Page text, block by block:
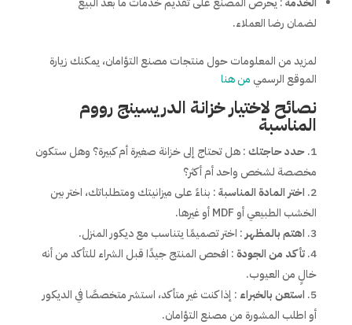
لضمان رضا العملاء.
لمزيد من المعلومات حول منتجات مصنع التؤامان، يمكنك زيارة
الموقع الرسمي من هنا
نصائح لاختيار خزانة الدريسينج رووم
المناسبة
حدد حاجتك: هل تحتاج إلى خزانة صغيرة أم كبيرة؟ وهل ستكون
مخصصة لشخص واحد أم أكثر؟
اختر المادة المناسبة: بناءً على ميزانيتك ومتطلباتك، اختر بين
الخشب الطبيعي أو MDF أو غيرها.
اهتم بالمظهر : اختر تصميمًا يتناسب مع ديكور المنزل.
تأكد من الجودة: افحص المنتج جيدًا قبل الشراء للتأكد من أنه
خالٍ من العيوب.
استعن بالخبراء : إذا كنت غير متأكد، استشر متخصصًا في الديكور
أو اطلب المشورة من مصنع التؤامان.